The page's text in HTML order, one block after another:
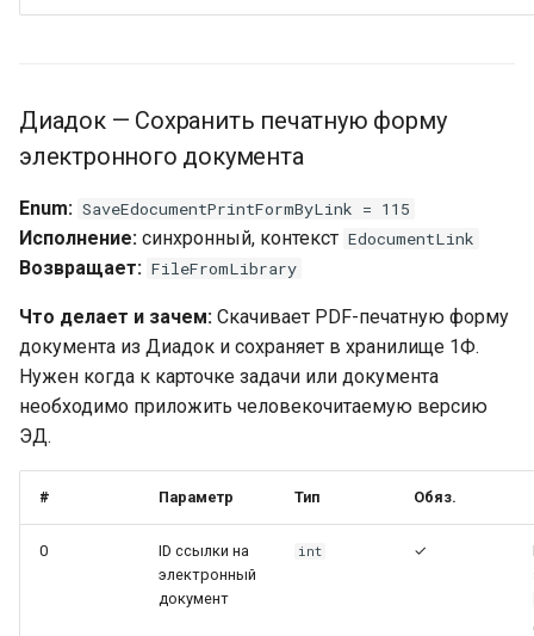
Диадок — Сохранить печатную форму
электронного документа
Enum: SaveEdocumentPrintFormByLink = 115
Исполнение: синхронный, контекст EdocumentLink
Возвращает: FileFromLibrary
Что делает и зачем: Скачивает PDF-печатную форму
документа из Диадок и сохраняет в хранилище 1Ф.
Нужен когда к карточке задачи или документа
необходимо приложить человекочитаемую версию
ЭД.
# Параметр Тип Обяз.
0
ID ссылки на
электронный
документ
int ✓